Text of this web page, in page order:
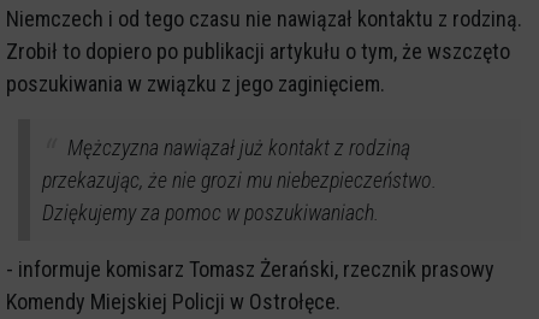
Niemczech i od tego czasu nie nawiązał kontaktu z rodziną.
Zrobił to dopiero po publikacji artykułu o tym, że wszczęto
poszukiwania w związku z jego zaginięciem.
Mężczyzna nawiązał już kontakt z rodziną
przekazując, że nie grozi mu niebezpieczeństwo.
Dziękujemy za pomoc w poszukiwaniach.
- informuje komisarz Tomasz Żerański, rzecznik prasowy
Komendy Miejskiej Policji w Ostrołęce.